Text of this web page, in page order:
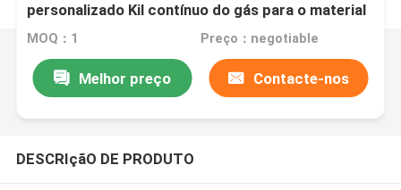
personalizado Kil contínuo do gás para o material
magnético com boa condutibilidade térmica
MOQ：1 Preço：negotiable
Melhor preço Contacte-nos
DESCRIçãO DE PRODUTO